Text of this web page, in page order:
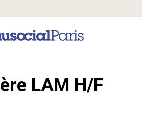
LAM H/F